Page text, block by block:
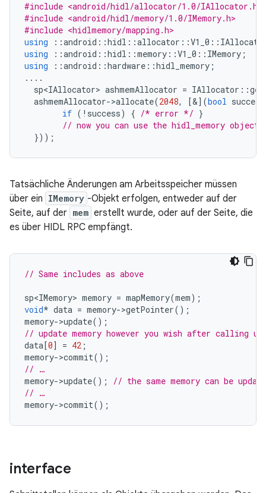
#include <android/hidl/allocator/1.0/IAllocator.h>
#include <android/hidl/memory/1.0/IMemory.h>
#include <hidlmemory/mapping.h>
using
::android ::hidl ::allocator ::V1_0 ::
using
::android ::hidl ::memory ::V1_0 :: IMemory ;
using
::android ::hardware ::hidl_memory ;
....
sp<IAllocator> ashmemAllocator = IAllocator ::
ashmemAllocator->allocate(2048, [&](bool success
if ( ! success) { /* error */ }
// now you can use the hidl_memory
}));
Tatsächliche Änderungen am Arbeitsspeicher müssen
über ein IMemory -Objekt erfolgen, entweder auf der
Seite, auf der mem erstellt wurde, oder auf der Seite, die
es über HIDL RPC empfängt.
// Same includes as above
sp<IMemory> memory = mapMemory(mem);
void* data = memory->getPointer();
memory->update();
// update memory however you wish after calling
data[0] = 42 ;
memory->commit();
// …
memory->update();
// the same memory can be
// …
memory->commit();
interface